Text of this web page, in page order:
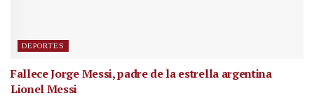
DEPORTES
Fallece Jorge Messi, padre de la estrella argentina
Lionel Messi